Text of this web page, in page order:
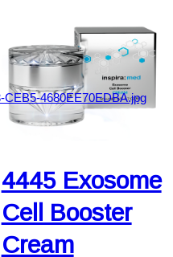
4445 Exosome
Cell Booster
Cream